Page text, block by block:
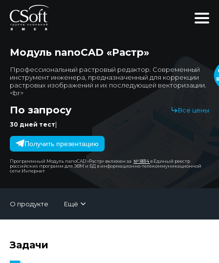
Модуль nanoCAD «Растр»
Профессиональный растровый редактор. Современный
инструмент инженера, предназначенный для коррекции
растровых изображений и их последующей векторизации.
<br>
По запросу Все цены
30 дней тестирований
Получить презентацию
Программный Модуль nanoCAD «Растр» включен за № 8814 в Единый реестр
российских программ для ЭВМ и БД в информационно-телекоммуникационной
сети Интернет
О продукте Ещё
Задачи